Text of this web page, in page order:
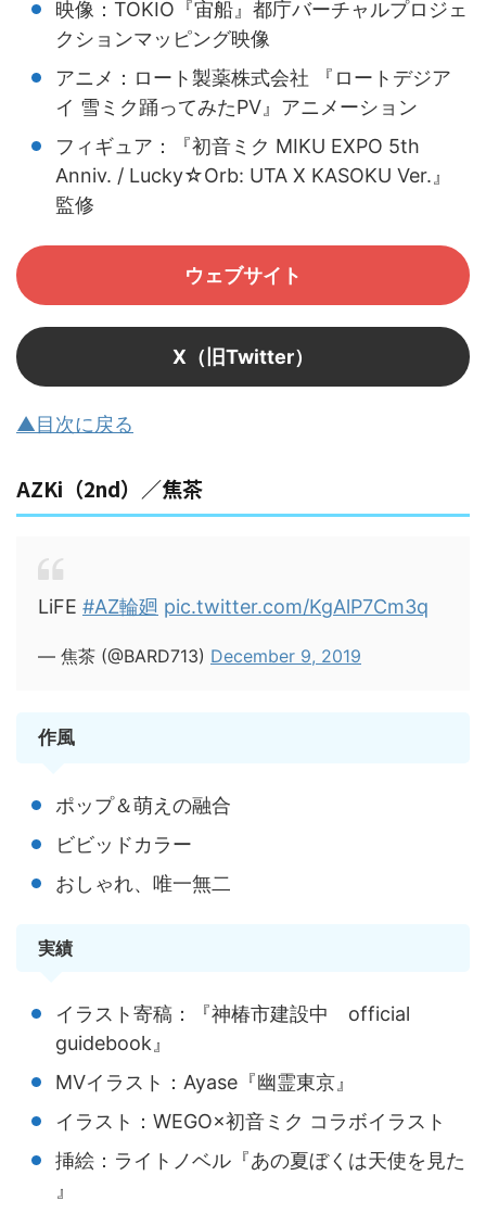
映像：TOKIO『宙船』都庁バーチャルプロジェ
クションマッピング映像
アニメ：ロート製薬株式会社 『ロートデジア
イ 雪ミク踊ってみたPV』アニメーション
フィギュア：『初音ミク MIKU EXPO 5th
Anniv. / Lucky☆Orb: UTA X KASOKU Ver.』
監修
ウェブサイト
X（旧Twitter）
▲目次に戻る
AZKi（2nd）／焦茶
LiFE #AZ輪廻 pic.twitter.com/KgAlP7Cm3q
— 焦茶 (@BARD713) December 9, 2019
作風
ポップ＆萌えの融合
ビビッドカラー
おしゃれ、唯一無二
実績
イラスト寄稿：『神椿市建設中 official
guidebook』
MVイラスト：Ayase『幽霊東京』
イラスト：WEGO×初音ミク コラボイラスト
挿絵：ライトノベル『あの夏ぼくは天使を見た
』